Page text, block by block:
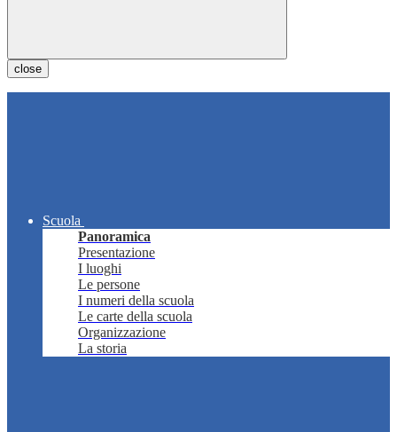
close
Scuola
Panoramica
Presentazione
I luoghi
Le persone
I numeri della scuola
Le carte della scuola
Organizzazione
La storia